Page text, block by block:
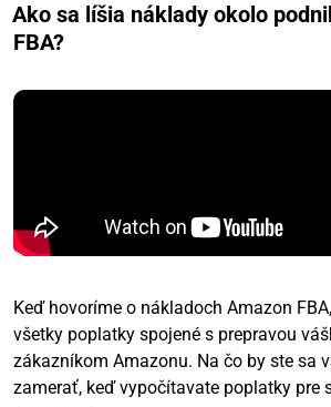
Ako sa líšia náklady okolo
FBA?
Keď hovoríme o nákladoch Amazon
všetky poplatky spojené s prepravou
zákazníkom Amazonu. Na čo by ste sa
zamerať, keď vypočítavate poplatky pre